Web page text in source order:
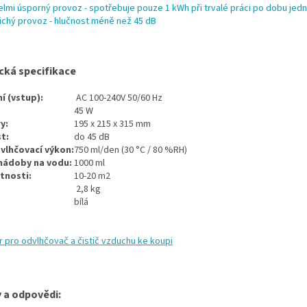
úsporný provoz - spotřebuje pouze 1 kWh při trvalé práci po dobu
provoz - hlučnost méně než 45 dB
specifikace
(vstup):
AC 100-240V 50/60 Hz
45 W
195 x 215 x 315 mm
do 45 dB
výkon:750 ml/den (30 °C / 80 %RH)
na vodu: 1000 ml
10-20 m2
2,8 kg
bílá
pro odvlhčovač a čistič vzduchu ke koupi
a odpovědi: